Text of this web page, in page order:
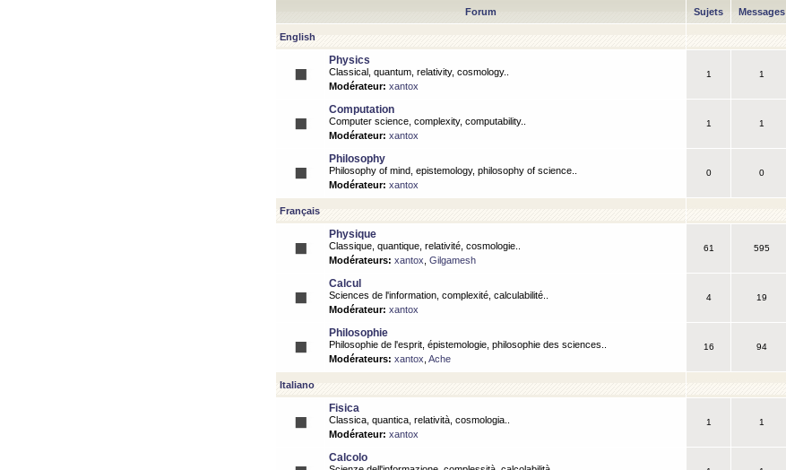
Forum Sujets Messages
English
Physics
Classical, quantum, relativity, cosmology..
Modérateur: xantox
1 1
Computation
Computer science, complexity, computability..
Modérateur: xantox
1 1
Philosophy
Philosophy of mind, epistemology, philosophy of science..
Modérateur: xantox
0 0
Français
Physique
Classique, quantique, relativité, cosmologie..
Modérateurs: xantox Gilgamesh
61 595
Calcul
Sciences de l'information, complexité, calculabilité..
Modérateur: xantox
4 19
Philosophie
Philosophie de l'esprit, épistemologie, philosophie des sciences..
Modérateurs: xantox Ache
16 94
Italiano
Fisica
Classica, quantica, relatività, cosmologia..
Modérateur: xantox
1 1
Calcolo